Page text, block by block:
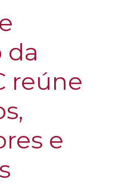
da
reúne
e